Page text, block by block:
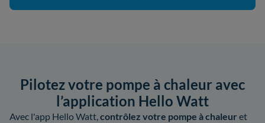
Pilotez votre pompe à chaleur avec
l’application Hello Watt
Avec l'app Hello Watt,contrôlez votre pompe à chaleur et